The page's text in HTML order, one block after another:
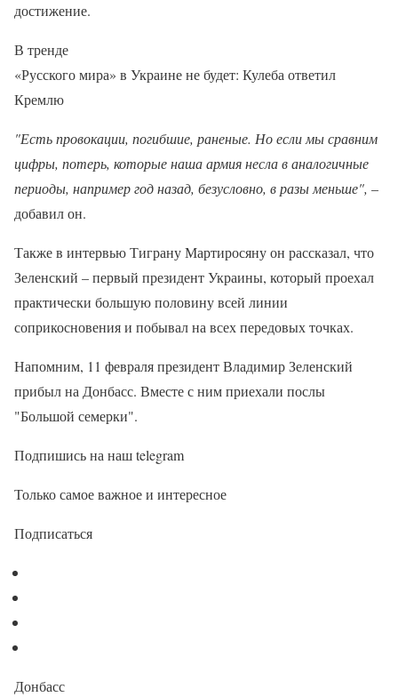
достижение.
В тренде
«Русского мира» в Украине не будет: Кулеба ответил
Кремлю
"Есть провокации, погибшие, раненые. Но если мы сравним
цифры, потерь, которые наша армия несла в аналогичные
периоды, например год назад, безусловно, в разы меньше", –
добавил он.
Также в интервью Тиграну Мартиросяну он рассказал, что
Зеленский – первый президент Украины, который проехал
практически большую половину всей линии
соприкосновения и побывал на всех передовых точках.
Напомним, 11 февраля президент Владимир Зеленский
прибыл на Донбасс. Вместе с ним приехали послы
"Большой семерки".
Подпишись на наш telegram
Только самое важное и интересное
Подписаться
Донбасс